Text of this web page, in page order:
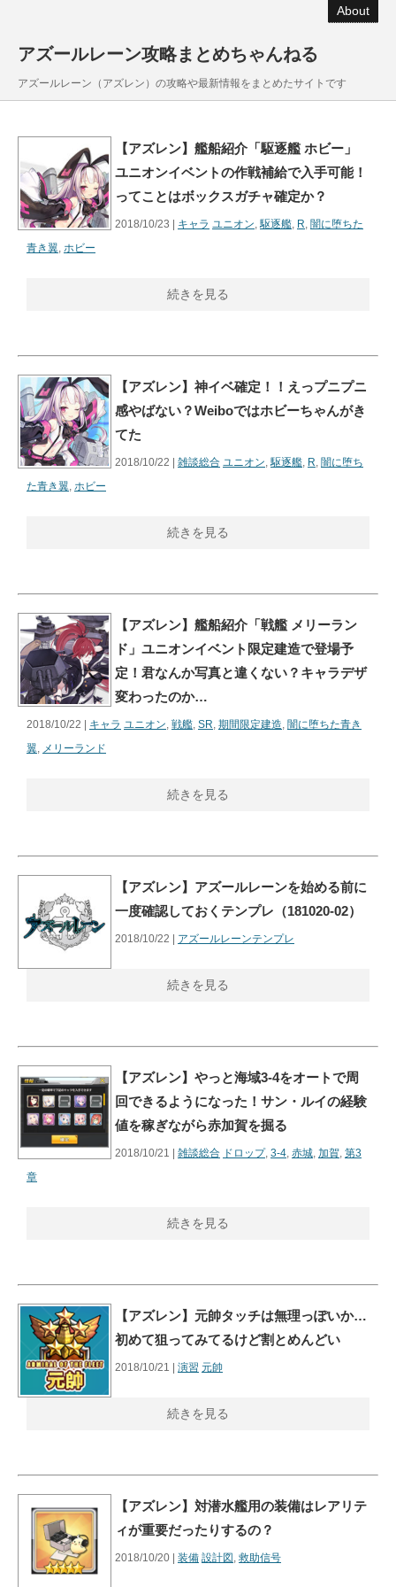
About
アズールレーン攻略まとめちゃんねる
アズールレーン（アズレン）の攻略や最新情報をまとめたサイトです
【アズレン】艦船紹介「駆逐艦 ホビー」
ユニオンイベントの作戦補給で入手可能！
ってことはボックスガチャ確定か？
2018/10/23 | キャラ ユニオン,駆逐艦, R, 闇に堕ちた
青き翼, ホビー
続きを見る
【アズレン】神イベ確定！！えっプニプニ
感やばない？Weiboではホビーちゃんがき
てた
2018/10/22 | 雑談総合 ユニオン,駆逐艦, R, 闇に堕ち
た青き翼, ホビー
続きを見る
【アズレン】艦船紹介「戦艦 メリーラン
ド」ユニオンイベント限定建造で登場予
定！君なんか写真と違くない？キャラデザ
変わったのか…
2018/10/22 | キャラ ユニオン, 戦艦, SR, 期間限定建造, 闇に堕ちた青き
翼, メリーランド
続きを見る
【アズレン】アズールレーンを始める前に
一度確認しておくテンプレ（181020-02）
2018/10/22 | アズールレーンテンプレ
続きを見る
【アズレン】やっと海域3-4をオートで周
回できるようになった！サン・ルイの経験
値を稼ぎながら赤加賀を掘る
2018/10/21 | 雑談総合 ドロップ, 3-4, 赤城, 加賀, 第3
章
続きを見る
【アズレン】元帥タッチは無理っぽいか…
初めて狙ってみてるけど割とめんどい
2018/10/21 | 演習 元帥
続きを見る
【アズレン】対潜水艦用の装備はレアリテ
ィが重要だったりするの？
2018/10/20 | 装備 設計図 , 救助信号